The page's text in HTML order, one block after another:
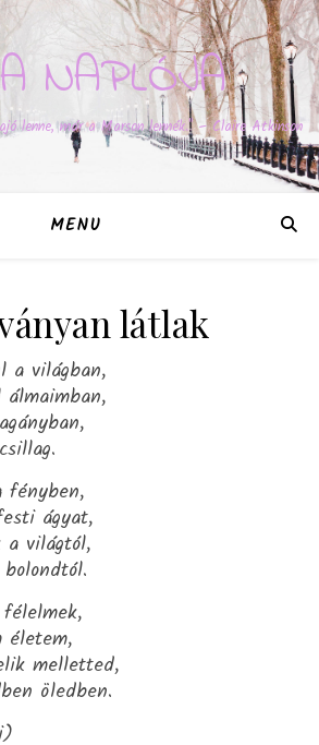
NAPLÓJA
lenne, már a Marson lennék." – Claire Atkinson
MENU
látlak
a világban,
álmaimban,
fényben,
ágyat,
világtól,
életem,
melletted,
öledben.